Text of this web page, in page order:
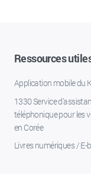
Ressources
Application mobile du
1330 Service
téléphonique pour les
en Corée
Livres numériques / E-